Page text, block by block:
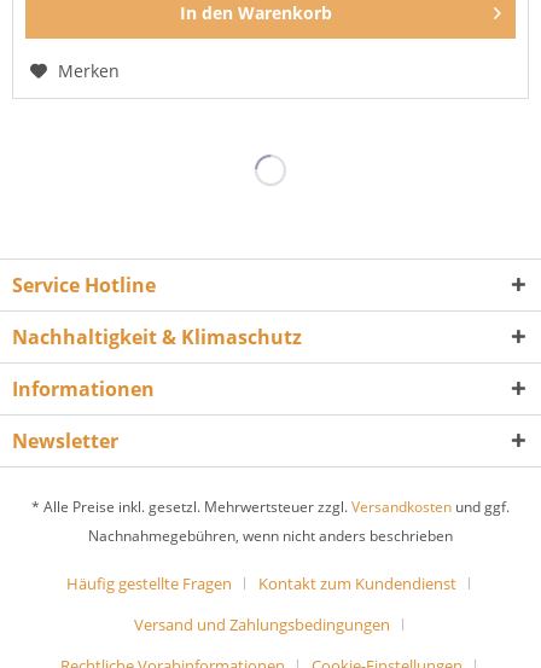
In den Warenkorb
Merken
Service Hotline
Nachhaltigkeit & Klimaschutz
Informationen
Newsletter
* Alle Preise inkl. gesetzl. Mehrwertsteuer zzgl.Versandkosten und ggf.
Nachnahmegebühren, wenn nicht anders beschrieben
Häufig gestellte Fragen
Kontakt zum Kundendienst
Versand und Zahlungsbedingungen